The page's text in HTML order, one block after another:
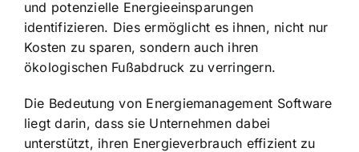
und potenzielle Energieeinsparungen
identifizieren. Dies ermöglicht es ihnen, nicht nur
Kosten zu sparen, sondern auch ihren
ökologischen Fußabdruck zu verringern.
Die Bedeutung von Energiemanagement Software
liegt darin, dass sie Unternehmen dabei
unterstützt, ihren Energieverbrauch effizient zu